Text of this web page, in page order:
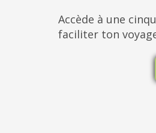
Accède à une
faciliter ton